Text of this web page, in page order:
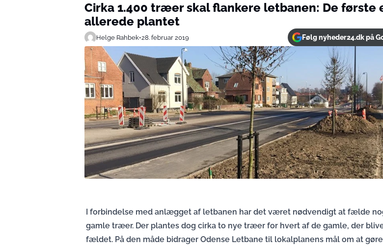
Cirka 1.400 træer skal flankere letbanen: De første
allerede plantet
Helge Rahbek•28. februar 2019 Følg nyheder24.dk på
I forbindelse med anlægget af letbanen har det været nødvendigt at fælde
gamle træer. Der plantes dog cirka to nye træer for hvert af de gamle, der
fældet. På den måde bidrager Odense Letbane til lokalplanens mål om at gøre